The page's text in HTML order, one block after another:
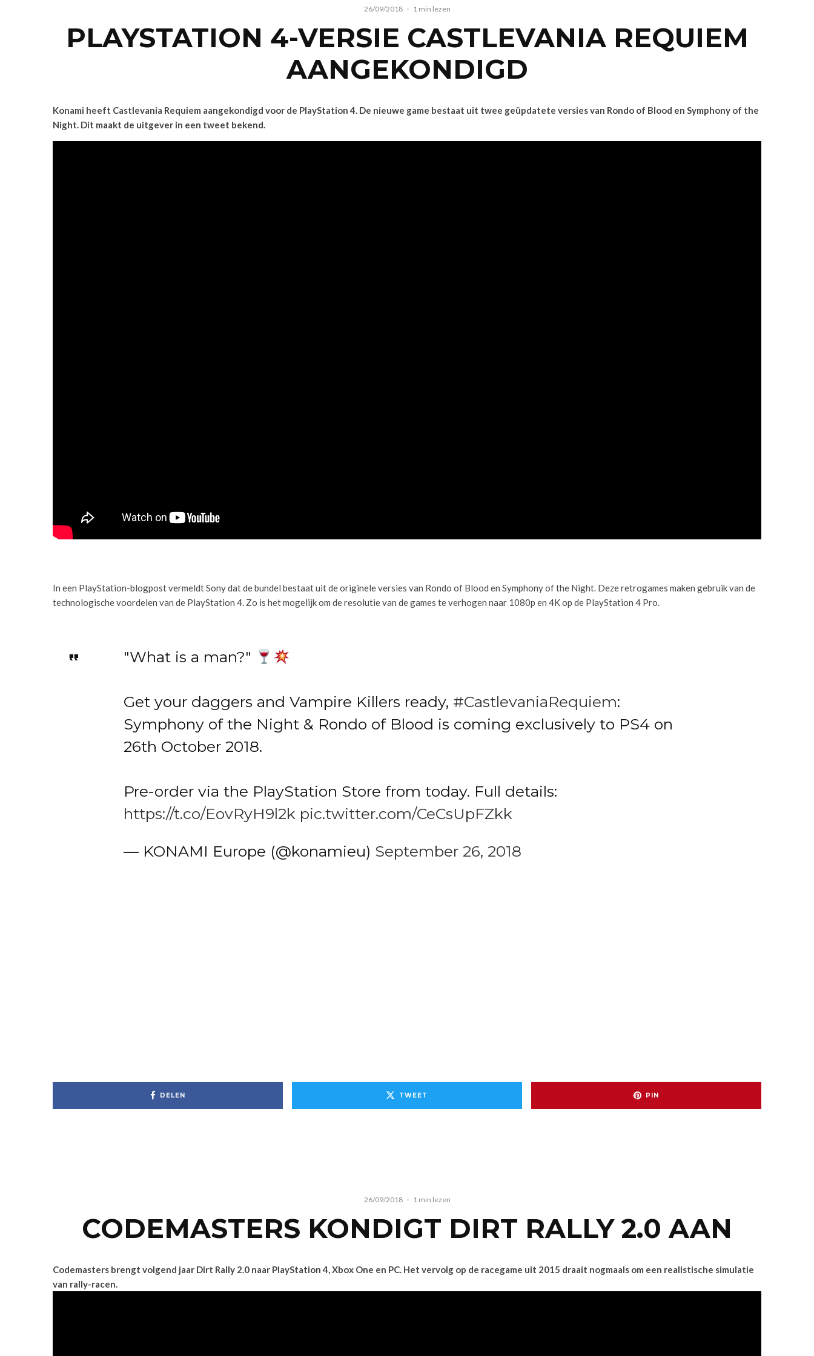
26/09/2018 · 1 min lezen
PLAYSTATION 4-VERSIE CASTLEVANIA REQUIEM
AANGEKONDIGD
Konami heeft Castlevania Requiem aangekondigd voor de PlayStation 4. De nieuwe game bestaat uit twee geüpdatete versies van Rondo of Blood en Symphony of the
Night. Dit maakt de uitgever in een tweet bekend.
In een PlayStation-blogpost vermeldt Sony dat de bundel bestaat uit de originele versies van Rondo of Blood en Symphony of the Night. Deze retrogames maken gebruik van de
technologische voordelen van de PlayStation 4. Zo is het mogelijk om de resolutie van de games te verhogen naar 1080p en 4K op de PlayStation 4 Pro.
"What is a man?"
Get your daggers and Vampire Killers ready, #CastlevaniaRequiem:
Symphony of the Night & Rondo of Blood is coming exclusively to PS4 on
26th October 2018.
Pre-order via the PlayStation Store from today. Full details:
https://t.co/EovRyH9l2k pic.twitter.com/CeCsUpFZkk
— KONAMI Europe (@konamieu) September 26, 2018
DELEN TWEET PIN
26/09/2018 · 1 min lezen
CODEMASTERS KONDIGT DIRT RALLY 2.0 AAN
Codemasters brengt volgend jaar Dirt Rally 2.0 naar PlayStation 4, Xbox One en PC. Het vervolg op de racegame uit 2015 draait nogmaals om een realistische simulatie
van rally-racen.